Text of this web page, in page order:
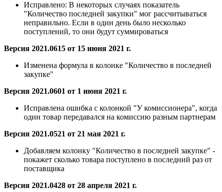
Исправлено: В некоторых случаях показатель
"Количество последней закупки" мог рассчитываться
неправильно. Если в один день было несколько
поступлений, то они будут суммироваться
Версия 2021.0615 от 15 июня 2021 г.
Изменена формула в колонке "Количество в последней
закупке"
Версия 2021.0601 от 1 июня 2021 г.
Исправлена ошибка с колонкой "У комиссионера", когда
один товар передавался на комиссию разным партнерам
Версия 2021.0521 от 21 мая 2021 г.
Добавляем колонку "Количество в последней закупке" -
покажет сколько товара поступлено в последний раз от
поставщика
Версия 2021.0428 от 28 апреля 2021 г.